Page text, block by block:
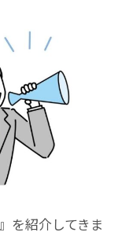
を紹介してきま